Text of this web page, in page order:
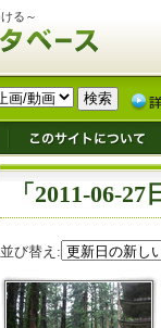
る～
「2011-06-
並び替え: